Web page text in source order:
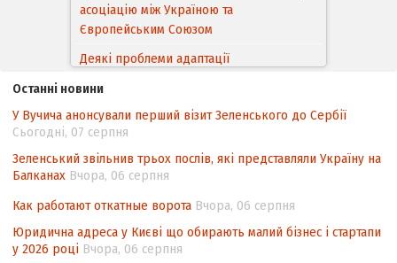
асоціацію між Україною та
Європейським Cоюзом
Деякі проблеми адаптації
походження товарів відповідно до
Угоди про торговельні аспекти прав
інтелектуальної власності (TRIPS) у
контексті євроінтеграції
Аналіз виборчого законодавства щодо
невизначеності механізму повторного
підрахунку голосів виборців
Інформаційна безпека суспільства
Останні новини
У Вучича анонсували перший візит Зеленського до Сербії
Сьогодні, 07 серпня
Зеленський звільнив трьох послів, які представляли Україну на
Балканах Вчора, 06 серпня
Как работают откатные ворота Вчора, 06 серпня
Юридична адреса у Києві що обирають малий бізнес і стартапи
у 2026 році Вчора, 06 серпня